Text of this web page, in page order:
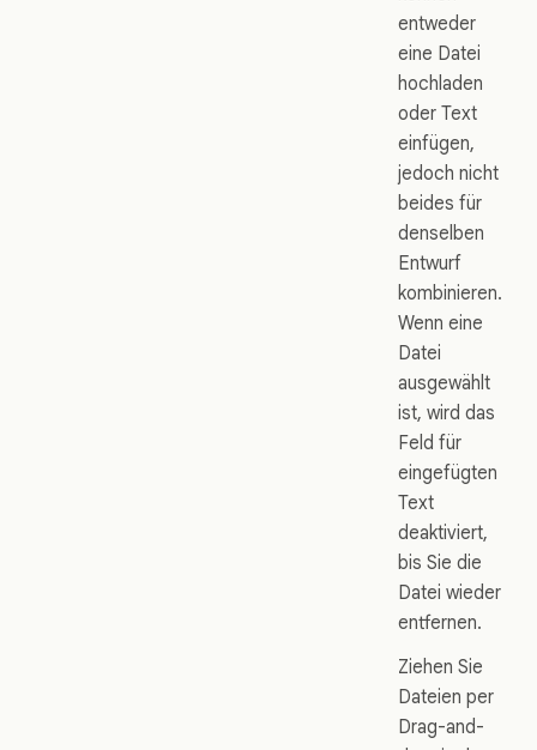
entweder
eine Datei
hochladen
oder Text
einfügen,
jedoch nicht
beides für
denselben
Entwurf
kombinieren.
Wenn eine
Datei
ausgewählt
ist, wird das
Feld für
eingefügten
Text
deaktiviert,
bis Sie die
Datei wieder
entfernen.
Ziehen Sie
Dateien per
Drag-and-